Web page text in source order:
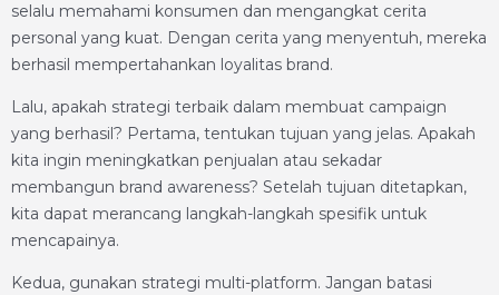
selalu memahami konsumen dan mengangkat cerita
personal yang kuat. Dengan cerita yang menyentuh, mereka
berhasil mempertahankan loyalitas brand.
Lalu, apakah strategi terbaik dalam membuat campaign
yang berhasil? Pertama, tentukan tujuan yang jelas. Apakah
kita ingin meningkatkan penjualan atau sekadar
membangun brand awareness? Setelah tujuan ditetapkan,
kita dapat merancang langkah-langkah spesifik untuk
mencapainya.
Kedua, gunakan strategi multi-platform. Jangan batasi